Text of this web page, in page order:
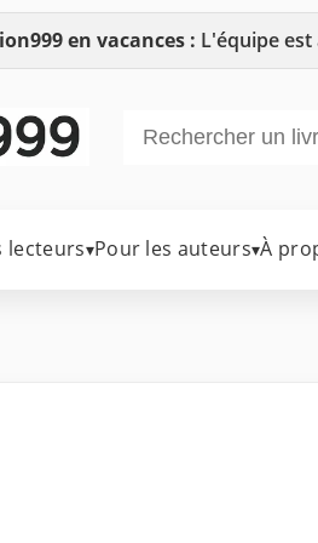
en vacances : L'équipe
lecteurs▾Pour les auteurs▾À